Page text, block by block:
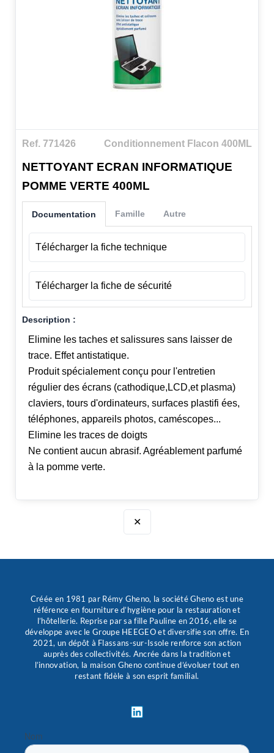
Ref. 771426 Conditionnement Flacon 400ML
NETTOYANT ECRAN INFORMATIQUE
POMME VERTE 400ML
Documentation
Télécharger la fiche technique
Télécharger la fiche de sécurité
Famille Autre
Description :
Elimine les taches et salissures sans laisser de
trace. Effet antistatique.
Produit spécialement conçu pour l'entretien
régulier des écrans (cathodique,LCD,et plasma)
claviers, tours d'ordinateurs, surfaces plastifi ées,
téléphones, appareils photos, caméscopes...
Elimine les traces de doigts
Ne contient aucun abrasif. Agréablement parfumé
à la pomme verte.
✕
Créée en 1981 par Rémy Gheno, la société Gheno est une
référence en fourniture d’hygiène pour la restauration et
l’hôtellerie. Reprise par sa fille Pauline en 2016, elle se
développe avec le Groupe HEEGEO et diversifie son offre. En
2021, un dépôt à Flassans-sur-Issole renforce son action
auprès des collectivités. Ancrée dans la tradition et
l’innovation, la maison Gheno continue d’évoluer tout en
restant fidèle à son esprit familial.
L
i
k